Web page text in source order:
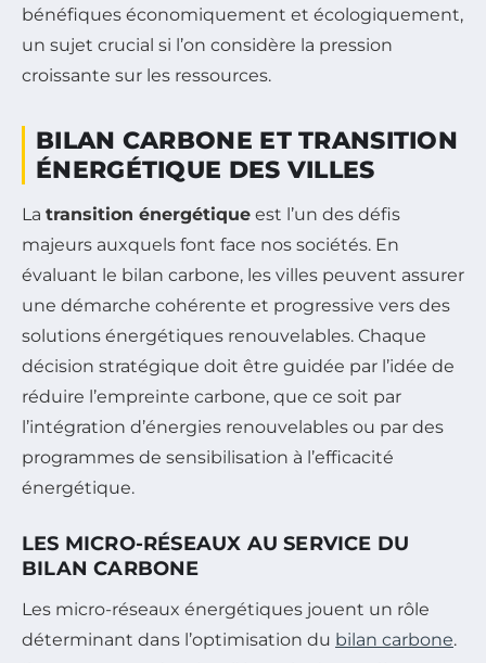
bénéfiques économiquement et écologiquement,
un sujet crucial si l’on considère la pression
croissante sur les ressources.
BILAN CARBONE ET TRANSITION
ÉNERGÉTIQUE DES VILLES
La transition énergétique est l’un des défis
majeurs auxquels font face nos sociétés. En
évaluant le bilan carbone, les villes peuvent assurer
une démarche cohérente et progressive vers des
solutions énergétiques renouvelables. Chaque
décision stratégique doit être guidée par l’idée de
réduire l’empreinte carbone, que ce soit par
l’intégration d’énergies renouvelables ou par des
programmes de sensibilisation à l’efficacité
énergétique.
LES MICRO-RÉSEAUX AU SERVICE DU
BILAN CARBONE
Les micro-réseaux énergétiques jouent un rôle
déterminant dans l’optimisation du bilan carbone.